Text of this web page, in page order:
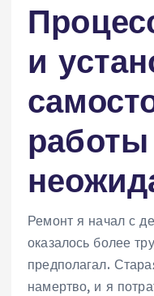
и
Ремонт я начал с
оказалось более
предполагал.
намертво, и я